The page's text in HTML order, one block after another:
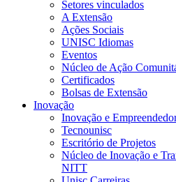
Setores vinculados
A Extensão
Ações Sociais
UNISC Idiomas
Eventos
Núcleo de Ação
Certificados
Bolsas de Extensão
Inovação
Inovação e
Tecnounisc
Escritório de Projetos
Núcleo de Inovação e
NITT